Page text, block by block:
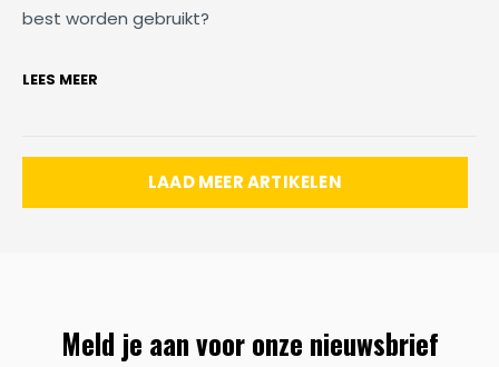
best worden gebruikt?
LEES MEER
LAAD MEER ARTIKELEN
Meld je aan voor onze nieuwsbrief